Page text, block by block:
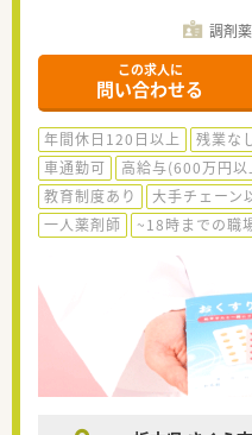
調剤
この求人に
問い合わせる
年間休日120日以上 残業な
車通勤可
高給与(600万円以
教育制度あり
大手チェーン
一人薬剤師
~18時までの職